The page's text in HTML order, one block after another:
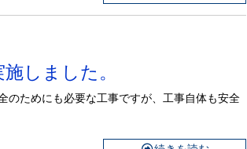
しました。
のためにも必要な工事ですが、工事自体も安全